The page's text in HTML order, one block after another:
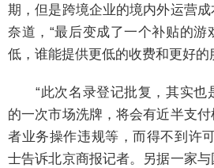
期，但是跨境企业的境内外运营
奈道，“最后变成了一个补贴的游
低，谁能提供更低的收费和更好的
“此次名录登记批复，其实也
的一次市场洗牌，将会有近半支
者业务操作违规等，而得不到许
士告诉北京商报记者。另据一家